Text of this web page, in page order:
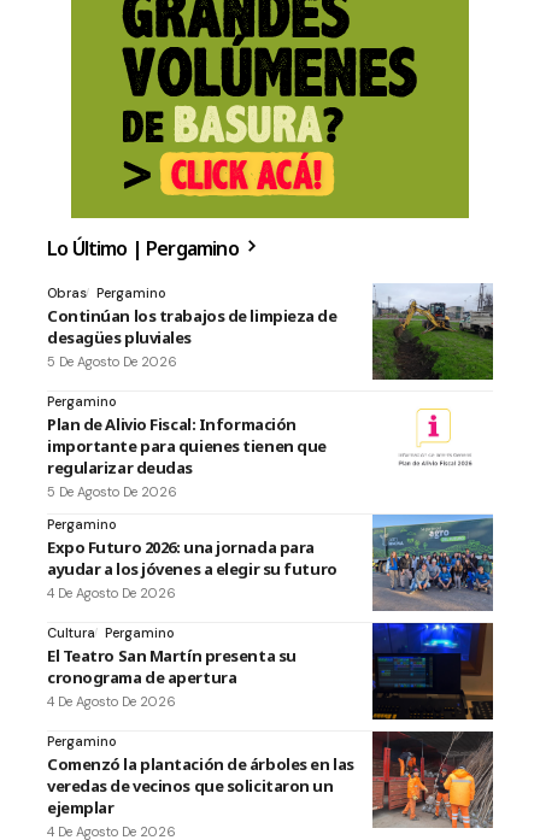
Lo Último | Pergamino
Obras Pergamino
Continúan los trabajos de limpieza de
desagües pluviales
5 De Agosto De 2026
Pergamino
Plan de Alivio Fiscal: Información
importante para quienes tienen que
regularizar deudas
5 De Agosto De 2026
Pergamino
Expo Futuro 2026: una jornada para
ayudar a los jóvenes a elegir su futuro
4 De Agosto De 2026
Cultura Pergamino
El Teatro San Martín presenta su
cronograma de apertura
4 De Agosto De 2026
Pergamino
Comenzó la plantación de árboles en las
veredas de vecinos que solicitaron un
ejemplar
4 De Agosto De 2026